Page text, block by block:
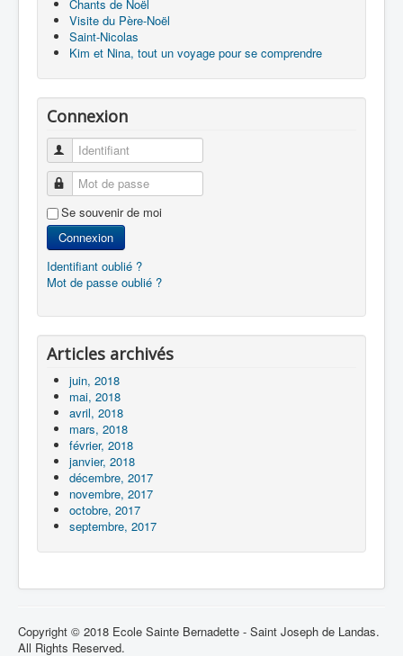
Chants de Noël
Visite du Père-Noël
Saint-Nicolas
Kim et Nina, tout un voyage pour se comprendre
Connexion
Identifiant
Mot de passe
Se souvenir de moi
Connexion
Identifiant oublié ?
Mot de passe oublié ?
Articles archivés
juin, 2018
mai, 2018
avril, 2018
mars, 2018
février, 2018
janvier, 2018
décembre, 2017
novembre, 2017
octobre, 2017
septembre, 2017
Copyright © 2018 Ecole Sainte Bernadette - Saint Joseph de Landas.
All Rights Reserved.